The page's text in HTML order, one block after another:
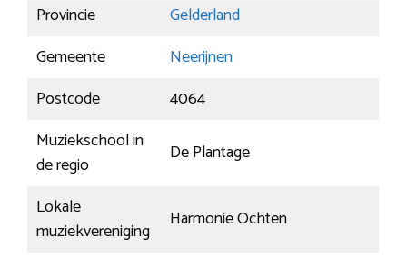
Provincie
Gelderland
Gemeente
Neerijnen
Postcode
4064
Muziekschool in
de regio
De Plantage
Lokale
muziekvereniging
Harmonie Ochten